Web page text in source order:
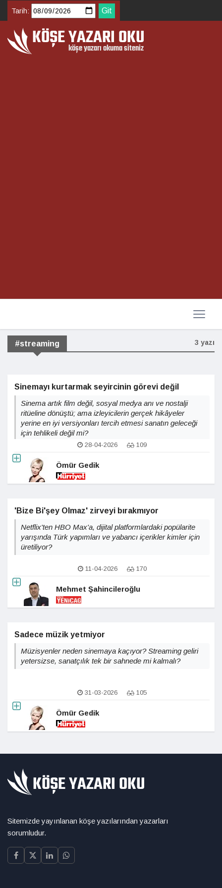
Tarih:
#streaming 3 yazı
Sinemayı kurtarmak seyircinin görevi değil
Sinema artık film değil, sosyal medya anı ve nostalji
ritüeline dönüştü; ama izleyicilerin gerçek hikâyeler
yerine en iyi versiyonları tercih etmesi sanatın geleceği
için tehlikeli değil mi?
28-04-2026 109
Ömür Gedik
'Bize Bi'şey Olmaz' zirveyi bırakmıyor
Netflix'ten HBO Max'a, dijital platformlardaki popülarite
yarışında Türk yapımları ve yabancı içerikler kimler için
üretiliyor?
11-04-2026 170
Mehmet Şahincileroğlu
Sadece müzik yetmiyor
Müzisyenler neden sinemaya kaçıyor? Streaming geliri
yetersizse, sanatçılık tek bir sahnede mi kalmalı?
31-03-2026 105
Ömür Gedik
Sitemizde yayınlanan köşe yazılarından yazarları
sorumludur.